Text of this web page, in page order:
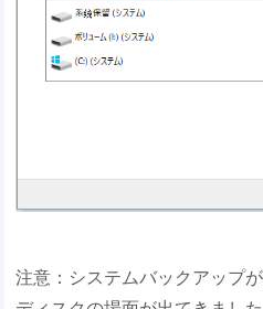
注意：システムバックアップ